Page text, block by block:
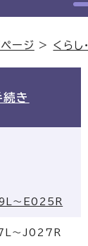
ページ > くらし
続き
～E025R
～J027R